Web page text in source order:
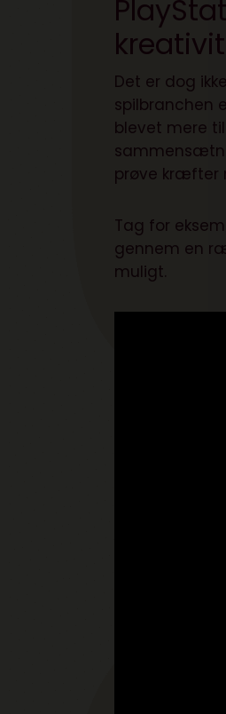
Det er dog
spilbranchen
blevet mere
prøve kræfter
Tag for
gennem en
muligt.